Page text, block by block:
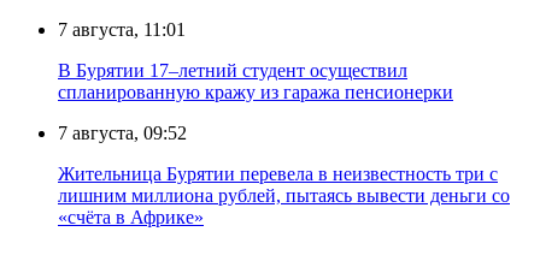
7 августа, 11:01
В Бурятии 17–летний студент осуществил
спланированную кражу из гаража пенсионерки
7 августа, 09:52
Жительница Бурятии перевела в неизвестность три с
лишним миллиона рублей, пытаясь вывести деньги со
«счёта в Африке»